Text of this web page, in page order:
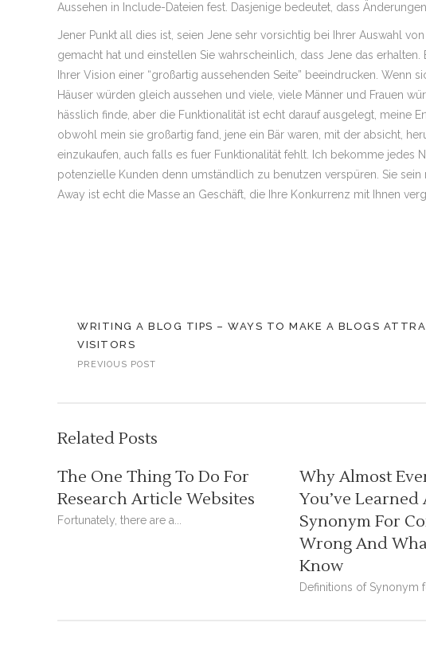
Aussehen in Include-Dateien fest. Dasjenige bedeutet, dass
Jener Punkt all dies ist, seien Jene sehr vorsichtig bei Ihrer Auswahl
gemacht hat und einstellen Sie wahrscheinlich, dass Jene das
Ihrer Vision einer “großartig aussehenden Seite” beeindrucken.
Häuser würden gleich aussehen und viele, viele Männer und Frauen
hässlich finde, aber die Funktionalität ist echt darauf ausgelegt, meine
obwohl mein sie großartig fand, jene ein Bär waren, mit der absicht,
einzukaufen, auch falls es fuer Funktionalität fehlt. Ich bekomme jedes
potenzielle Kunden denn umständlich zu benutzen verspüren. Sie
Away ist echt die Masse an Geschäft, die Ihre Konkurrenz mit Ihnen
WRITING A BLOG TIPS – WAYS TO MAKE A BLOGS
VISITORS
PREVIOUS POST
Related Posts
The One Thing To Do For
Research Article Websites
Fortunately, there are a...
Why Almost
You’ve Learned
Synonym For
Wrong And
Know
Definitions of Synonym